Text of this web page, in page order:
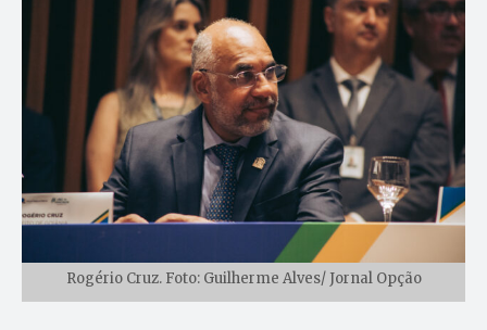
Rogério Cruz. Foto: Guilherme Alves/ Jornal Opção